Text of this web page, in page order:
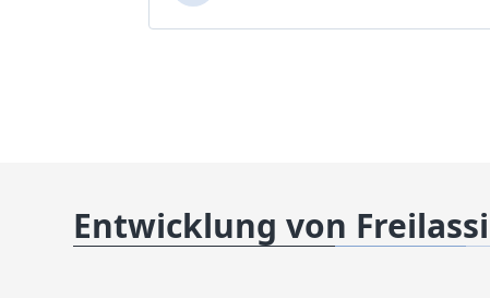
Entwicklung von